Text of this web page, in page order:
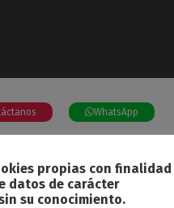
WhatsApp
propias con finalidad
datos de carácter
su conocimiento.